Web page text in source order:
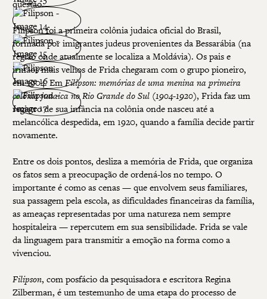
questão.
Filipson foi a primeira colônia judaica oficial do Brasil,
formada por imigrantes judeus provenientes da Bessarábia (na
região onde atualmente se localiza a Moldávia). Os pais e
irmãos mais velhos de Frida chegaram com o grupo pioneiro,
em 1904. EmFilipson: memórias de uma menina na primeira
colônia judaica no Rio Grande do Sul (1904-1920), Frida faz um
registro de sua infância na colônia onde nasceu até a
melancólica despedida, em 1920, quando a família decide partir
novamente.
Entre os dois pontos, desliza a memória de Frida, que organiza
os fatos sem a preocupação de ordená-los no tempo. O
importante é como as cenas — que envolvem seus familiares,
sua passagem pela escola, as dificuldades financeiras da família,
as ameaças representadas por uma natureza nem sempre
hospitaleira — repercutem em sua sensibilidade. Frida se vale
da linguagem para transmitir a emoção na forma como a
vivenciou.
Filipson, com posfácio da pesquisadora e escritora Regina
Zilberman, é um testemunho de uma etapa do processo de